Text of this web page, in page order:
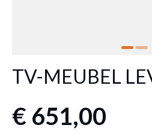
TV-MEUBEL
€ 651,00